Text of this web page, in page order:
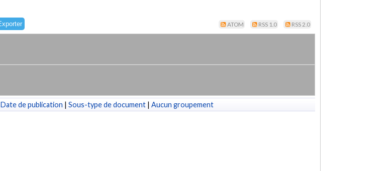
ATOM RSS 1.0 RSS 2.0
Date de publication | Sous-type de document | Aucun groupement